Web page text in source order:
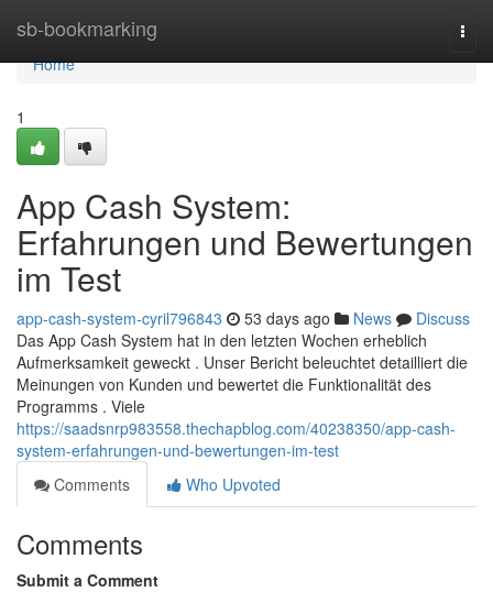
sb-bookmarking
Home
Home
1
App Cash System:
Erfahrungen und Bewertungen
im Test
app-cash-system-cyril796843 53 days ago News
Discuss
Das App Cash System hat in den letzten Wochen erheblich
Aufmerksamkeit geweckt . Unser Bericht beleuchtet detailliert die
Meinungen von Kunden und bewertet die Funktionalität des
Programms . Viele
https://saadsnrp983558.thechapblog.com/40238350/app-cash-
system-erfahrungen-und-bewertungen-im-test
Comments
Who Upvoted
Comments
Submit a Comment